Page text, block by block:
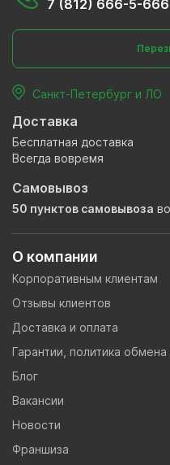
О компании
Корпоративным клиентам
Отзывы клиентов
Доставка и оплата
Гарантии, политика обмена
Блог
Вакансии
Новости
Франшиза
7 (812) 666-5-666
Санкт-Петербург и ЛО
Доставка
Бесплатная доставка
Всегда вовремя
Самовывоз
50 пунктов самовывоза